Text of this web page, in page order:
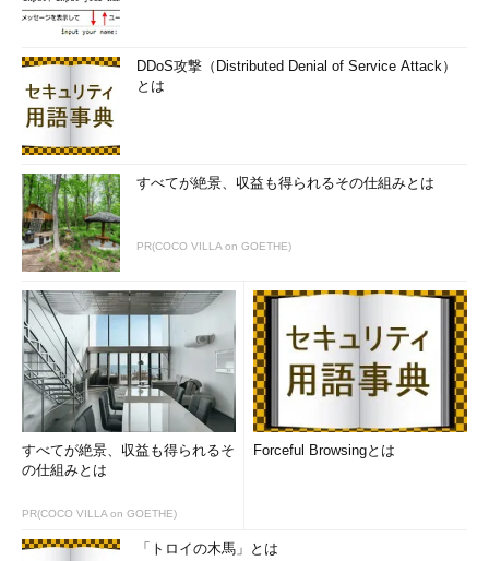
適切な行動をとり、後悔しない選択をしよう
IT業界就職ラボ「就ラボ」
新田一樹（にったかずき）
1999年、大手SIベンダーに
入社。メディア、エネルギ
ー業のシステム開発に携わ
り、JavaやCでの設計・開
発を担当。2005年にシステ
ムコンサルタントに転身。
現在は
画策定および現行システム調査
DDoS攻撃（Distributed Denial of Service Attack）
とは
すべてが絶景、収益も得られるその仕組みとは
PR(COCO VILLA on GOETHE)
すべてが絶景、収益も得られるそ
の仕組みとは
PR(COCO VILLA on GOETHE)
Forceful Browsingとは
「トロイの木馬」とは